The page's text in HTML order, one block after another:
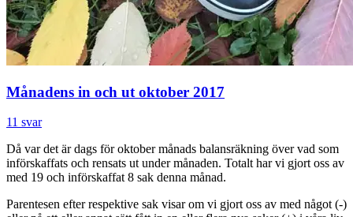
Månadens in och ut oktober 2017
11 svar
Då var det är dags för oktober månads balansräkning över vad som
införskaffats och rensats ut under månaden. Totalt har vi gjort oss av
med 19 och införskaffat 8 sak denna månad.
Parentesen efter respektive sak visar om vi gjort oss av med något (-)